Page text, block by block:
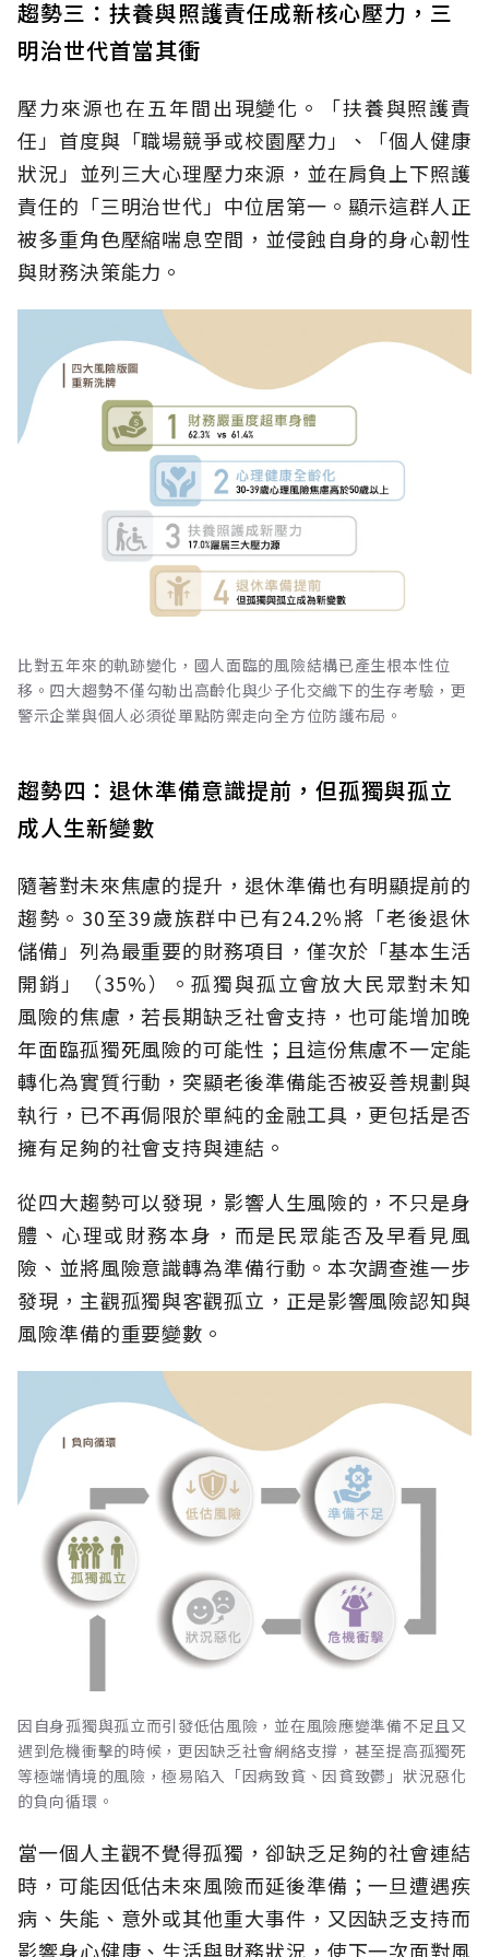
趨勢三：扶養與照護責任成新核心壓力，三
明治世代首當其衝
壓力來源也在五年間出現變化。「扶養與照護責
任」首度與「職場競爭或校園壓力」、「個人健康
狀況」並列三大心理壓力來源，並在肩負上下照護
責任的「三明治世代」中位居第一。顯示這群人正
被多重角色壓縮喘息空間，並侵蝕自身的身心韌性
與財務決策能力。
比對五年來的軌跡變化，國人面臨的風險結構已產生根本性位
移。四大趨勢不僅勾勒出高齡化與少子化交織下的生存考驗，更
警示企業與個人必須從單點防禦走向全方位防護布局。
趨勢四：退休準備意識提前，但孤獨與孤立
成人生新變數
隨著對未來焦慮的提升，退休準備也有明顯提前的
趨勢。30至39歲族群中已有24.2%將「老後退休
儲備」列為最重要的財務項目，僅次於「基本生活
開銷」（35%）。孤獨與孤立會放大民眾對未知
風險的焦慮，若長期缺乏社會支持，也可能增加晚
年面臨孤獨死風險的可能性；且這份焦慮不一定能
轉化為實質行動，突顯老後準備能否被妥善規劃與
執行，已不再侷限於單純的金融工具，更包括是否
擁有足夠的社會支持與連結。
從四大趨勢可以發現，影響人生風險的，不只是身
體、心理或財務本身，而是民眾能否及早看見風
險、並將風險意識轉為準備行動。本次調查進一步
發現，主觀孤獨與客觀孤立，正是影響風險認知與
風險準備的重要變數。
因自身孤獨與孤立而引發低估風險，並在風險應變準備不足且又
遇到危機衝擊的時候，更因缺乏社會網絡支撐，甚至提高孤獨死
等極端情境的風險，極易陷入「因病致貧、因貧致鬱」狀況惡化
的負向循環。
當一個人主觀不覺得孤獨，卻缺乏足夠的社會連結
時，可能因低估未來風險而延後準備；一旦遭遇疾
病、失能、意外或其他重大事件，又因缺乏支持而
影響身心健康、生活與財務狀況，使下一次面對風